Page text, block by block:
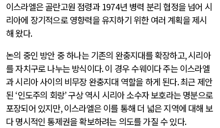
이스라엘은 골란고원 점령과 1974년 병력 분리 협정을 넘어 시
리아에 장기적으로 영향력을 유지하기 위한 여러 계획을 제시
해 왔다.
논의 중인 방안 중 하나는 기존의 완충지대를 확장하고,시리아
를 자치구로 나누는 방식이다.이 경우 수웨이다주는 이스라엘
과 시리아 사이의 비무장 완충지대 역할을 하게 된다.최근 제안
된 ‘인도주의 회랑’구상 역시 시리아 소수자 보호라는 명분으로
포장되어 있지만,이스라엘은 이를 통해 더 넓은 지역에 대해 보
다 명시적인 통제권을 확보하려는 의도를 가질 수 있다.